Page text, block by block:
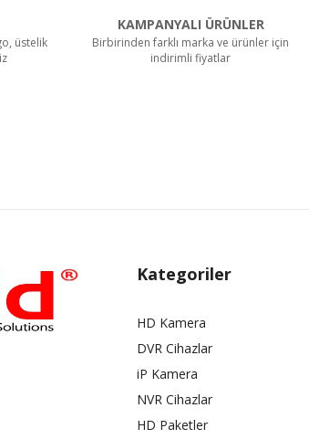
üstelik
KAMPANYALI ÜRÜNLER
Birbirinden farklı marka ve ürünler için
indirimli fiyatlar
Kategoriler
HD Kamera
DVR Cihazlar
iP Kamera
NVR Cihazlar
HD Paketler